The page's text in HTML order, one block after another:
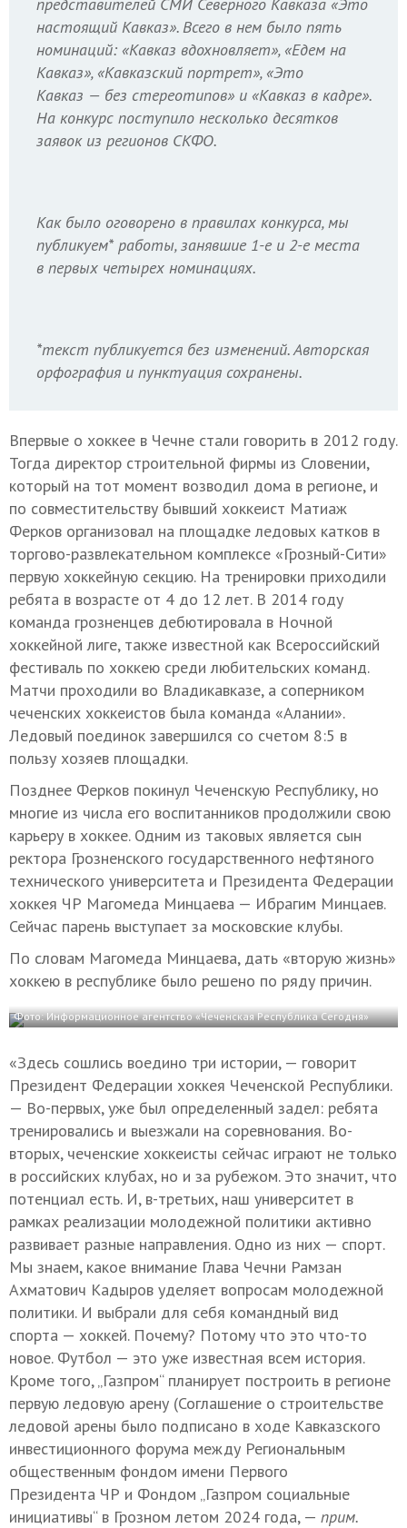
настоящий Кавказ». Всего в нем было пять
номинаций: «Кавказ вдохновляет», «Едем на
Кавказ», «Кавказский портрет», «Это
Кавказ — без стереотипов» и «Кавказ в кадре».
На конкурс поступило несколько десятков
заявок из регионов СКФО.
Как было оговорено в правилах конкурса, мы
публикуем* работы, занявшие 1-е и 2-е места
в первых четырех номинациях.
*текст публикуется без изменений. Авторская
орфография и пунктуация сохранены.
Впервые о хоккее в Чечне стали говорить в 2012 году.
Тогда директор строительной фирмы из Словении,
который на тот момент возводил дома в регионе, и
по совместительству бывший хоккеист Матиаж
Ферков организовал на площадке ледовых катков в
торгово-развлекательном комплексе «Грозный-Сити»
первую хоккейную секцию. На тренировки приходили
ребята в возрасте от 4 до 12 лет. В 2014 году
команда грозненцев дебютировала в Ночной
хоккейной лиге, также известной как Всероссийский
фестиваль по хоккею среди любительских команд.
Матчи проходили во Владикавказе, а соперником
чеченских хоккеистов была команда «Алании».
Ледовый поединок завершился со счетом 8:5 в
пользу хозяев площадки.
Позднее Ферков покинул Чеченскую Республику, но
многие из числа его воспитанников продолжили свою
карьеру в хоккее. Одним из таковых является сын
ректора Грозненского государственного нефтяного
технического университета и Президента Федерации
хоккея ЧР Магомеда Минцаева — Ибрагим Минцаев.
Сейчас парень выступает за московские клубы.
По словам Магомеда Минцаева, дать «вторую жизнь»
хоккею в республике было решено по ряду причин.
Фото: Информационное агентство «Чеченская Республика Сегодня»
«Здесь сошлись воедино три истории, — говорит
Президент Федерации хоккея Чеченской Республики.
— Во-первых, уже был определенный задел: ребята
тренировались и выезжали на соревнования. Во-
вторых, чеченские хоккеисты сейчас играют не только
в российских клубах, но и за рубежом. Это значит, что
потенциал есть. И, в-третьих, наш университет в
рамках реализации молодежной политики активно
развивает разные направления. Одно из них — спорт.
Мы знаем, какое внимание Глава Чечни Рамзан
Ахматович Кадыров уделяет вопросам молодежной
политики. И выбрали для себя командный вид
спорта — хоккей. Почему? Потому что это что-то
новое. Футбол — это уже известная всем история.
Кроме того, „Газпром“ планирует построить в регионе
первую ледовую арену (Соглашение о строительстве
ледовой арены было подписано в ходе Кавказского
инвестиционного форума между Региональным
общественным фондом имени Первого
Президента ЧР и Фондом „Газпром социальные
инициативы“ в Грозном летом 2024 года, — прим.